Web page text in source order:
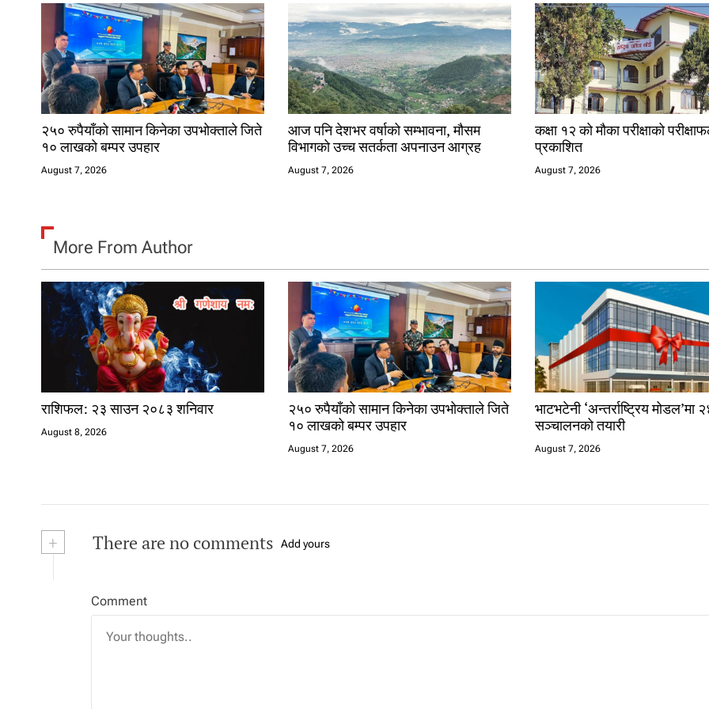
i
o
n
२५० रुपैयाँको सामान किनेका उपभोक्ताले जिते
१० लाखको बम्पर उपहार
August 7, 2026
आज पनि देशभर वर्षाको सम्भावना, मौसम
विभागको उच्च सतर्कता अपनाउन आग्रह
August 7, 2026
कक्षा १२ को मौका परीक्षाको
प्रकाशित
August 7, 2026
More From Author
राशिफल: २३ साउन २०८३ शनिवार
August 8, 2026
२५० रुपैयाँको सामान किनेका उपभोक्ताले जिते
१० लाखको बम्पर उपहार
August 7, 2026
भाटभटेनी ‘अन्तर्राष्ट्रिय मोडल’मा
सञ्चालनको तयारी
August 7, 2026
+ There are no comments Add yours
Comment